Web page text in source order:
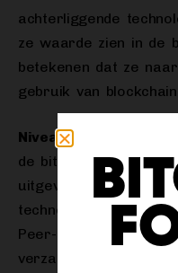
achterliggende
ze waarde zien in de
betekenen dat ze
gebruik van
Niveau 1:
de bitcoinmaker
uitgevonden (Bitcoin)
technologieën: Public
Peer-to-peer
verzameling van